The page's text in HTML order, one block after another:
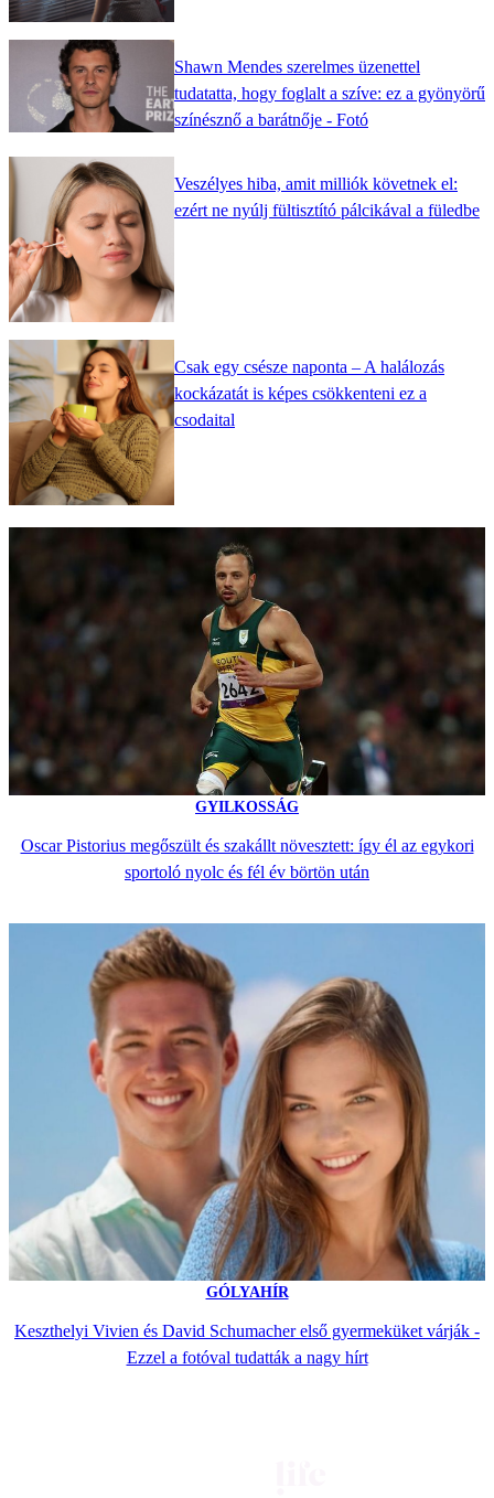
Shawn Mendes szerelmes üzenettel
tudatatta, hogy foglalt a szíve: ez a gyönyörű
színésznő a barátnője - Fotó
Veszélyes hiba, amit milliók követnek el:
ezért ne nyúlj fültisztító pálcikával a füledbe
Csak egy csésze naponta – A halálozás
kockázatát is képes csökkenteni ez a
csodaital
GYILKOSSÁG
Oscar Pistorius megőszült és szakállt növesztett: így él az egykori
sportoló nyolc és fél év börtön után
GÓLYAHÍR
Keszthelyi Vivien és David Schumacher első gyermeküket várják -
Ezzel a fotóval tudatták a nagy hírt